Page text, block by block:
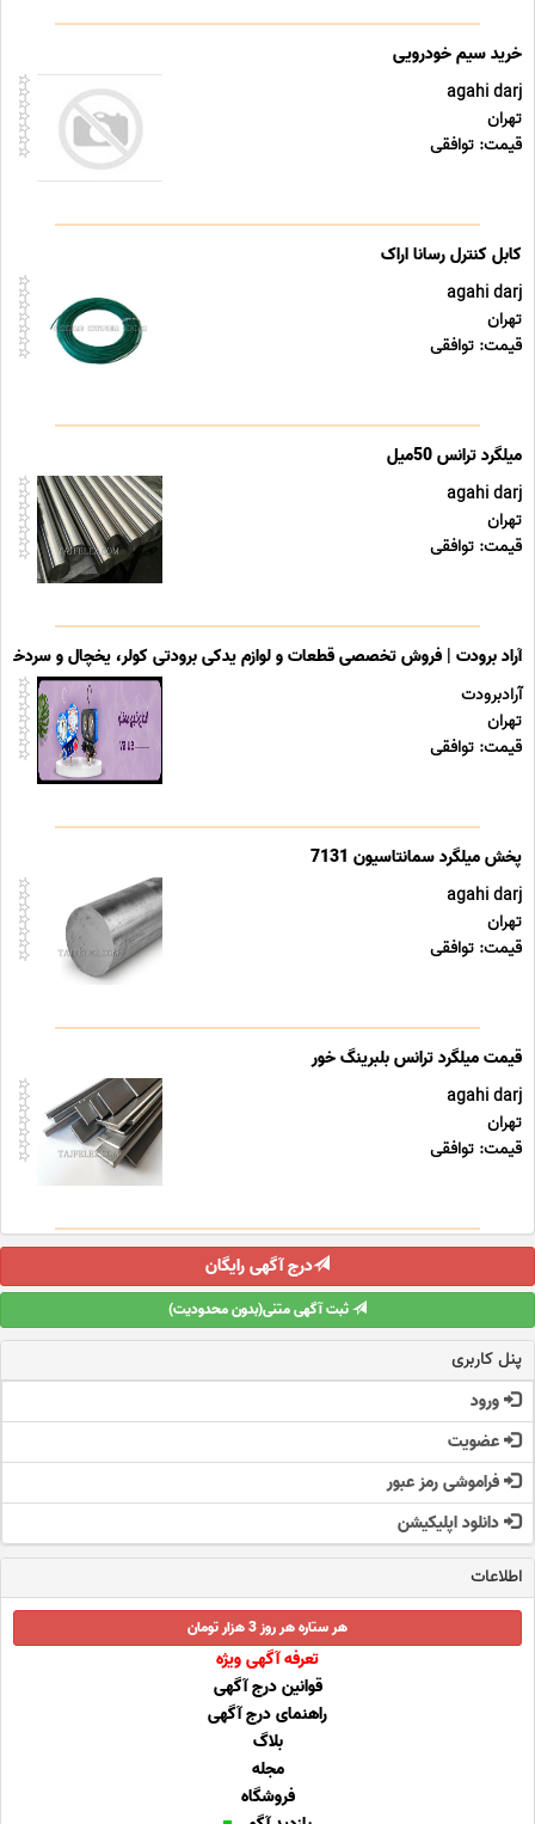
خرید سیم خودرویی
agahi darj
تهران
قیمت: توافقی
کابل کنترل رسانا اراک
agahi darj
تهران
قیمت: توافقی
agahi darj
تهران
قیمت: توافقی
آراد برودت | فروش تخصصی قطعات و لوازم یدکی برودتی کولر، یخچال و
آرادبرودت
تهران
قیمت: توافقی
agahi darj
تهران
قیمت: توافقی
agahi darj
تهران
قیمت: توافقی
درج آگهی رایگان
ثبت آگهی متنی(بدون محدودیت)
پنل کاربری
ورود
عضویت
فراموشی رمز عبور
دانلود اپلیکیشن
اطلاعات
هر ستاره هر روز 3 هزار تومان
تعرفه آگهی ویژه
قوانین درج آگهی
راهنمای درج آگهی
بلاگ
مجله
فروشگاه